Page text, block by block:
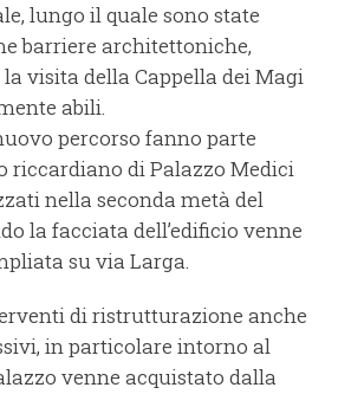
lungo il quale sono state
barriere architettoniche,
visita della Cappella dei Magi
abili.
percorso fanno parte
riccardiano di Palazzo Medici
nella seconda metà del
la facciata dell’edificio venne
su via Larga.
di ristrutturazione anche
in particolare intorno al
venne acquistato dalla